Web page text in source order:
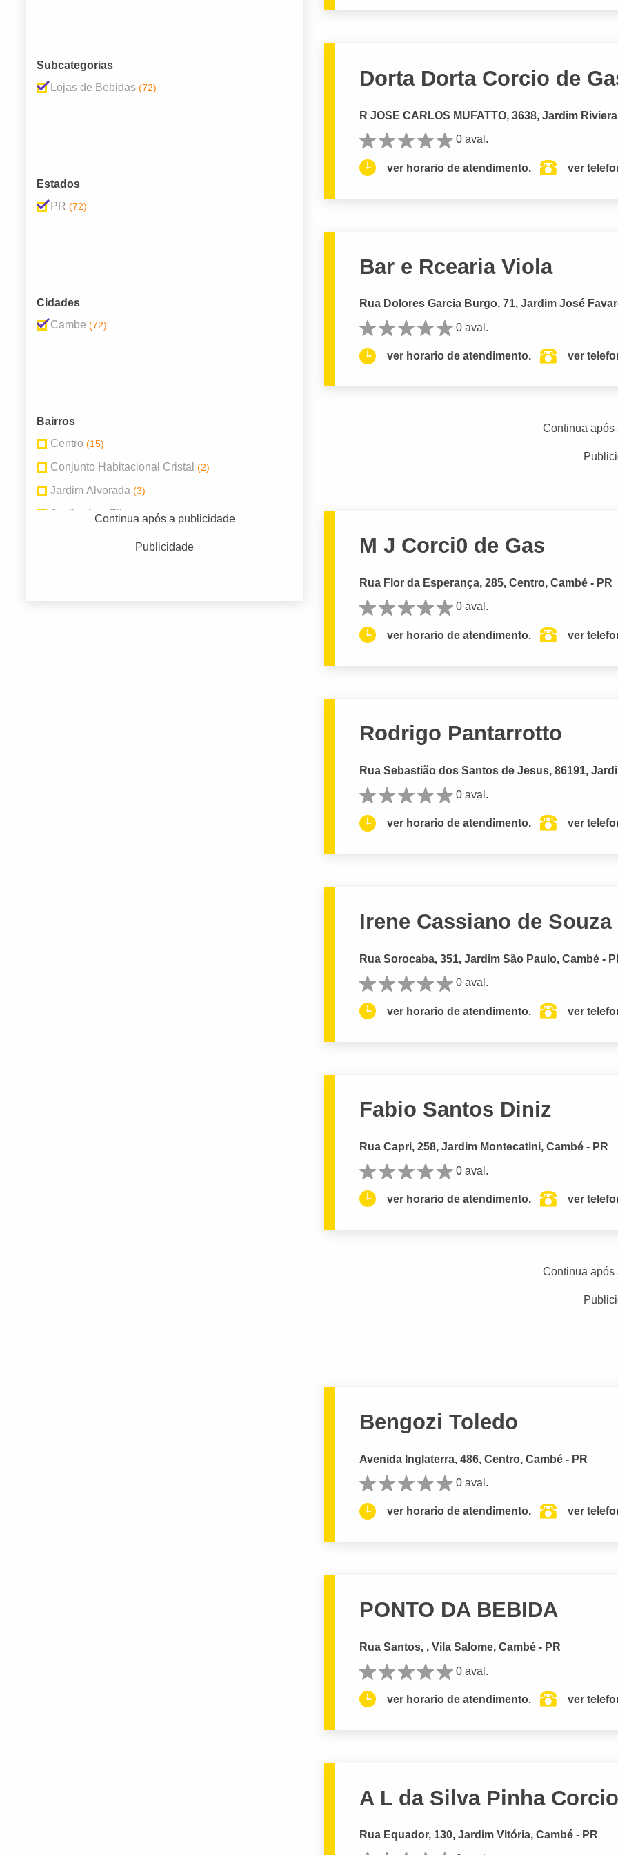
Subcategorias
Lojas de Bebidas (72)
Estados
PR (72)
Cidades
Cambe (72)
Bairros
Centro (15)
Conjunto Habitacional Cristal (2)
Jardim Alvorada (3)
Jardim Ana Eliza(6)
Continua após a publicidade
Publicidade
Dorta Dorta Corcio de
R JOSE CARLOS MUFATTO, 3638, Jardim
0 aval.
ver horario de atendimento. ver
Bar e Rcearia Viola
Rua Dolores Garcia Burgo, 71, Jardim José
0 aval.
ver horario de atendimento. ver
Continua após
M J Corci0 de Gas
Rua Flor da Esperança, 285, Centro, Cambé - PR
0 aval.
ver horario de atendimento. ver
Rodrigo Pantarrotto
Rua Sebastião dos Santos de Jesus, 86191,
0 aval.
ver horario de atendimento. ver
Irene Cassiano de Souza
Rua Sorocaba, 351, Jardim São Paulo, Cambé -
0 aval.
ver horario de atendimento. ver
Fabio Santos Diniz
Rua Capri, 258, Jardim Montecatini, Cambé - PR
0 aval.
ver horario de atendimento. ver
Continua após
Bengozi Toledo
Avenida Inglaterra, 486, Centro, Cambé - PR
0 aval.
ver horario de atendimento. ver
PONTO DA BEBIDA
Rua Santos, , Vila Salome, Cambé - PR
0 aval.
ver horario de atendimento. ver
A L da Silva Pinha
Rua Equador, 130, Jardim Vitória, Cambé - PR